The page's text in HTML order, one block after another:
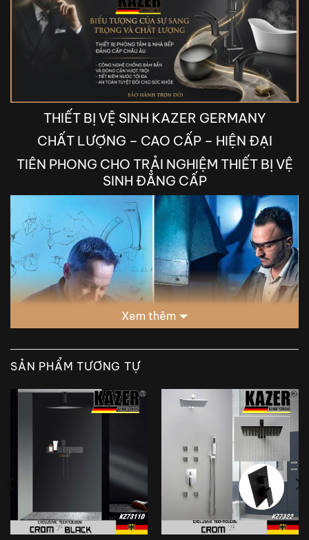
THIẾT BỊ VỆ SINH KAZER GERMANY
CHẤT LƯỢNG – CAO CẤP – HIỆN ĐẠI
TIÊN PHONG CHO TRẢI NGHIỆM THIẾT BỊ VỆ
SINH ĐẲNG CẤP
Xem thêm
SẢN PHẨM TƯƠNG TỰ